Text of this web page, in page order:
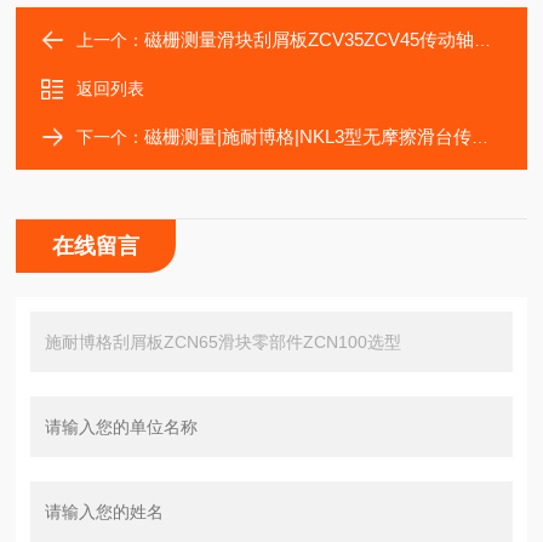
上一个：磁栅测量滑块刮屑板ZCV35ZCV45传动轴承零部件ZCV55
返回列表
下一个：磁栅测量|施耐博格|NKL3型无摩擦滑台传动滑块
在线留言